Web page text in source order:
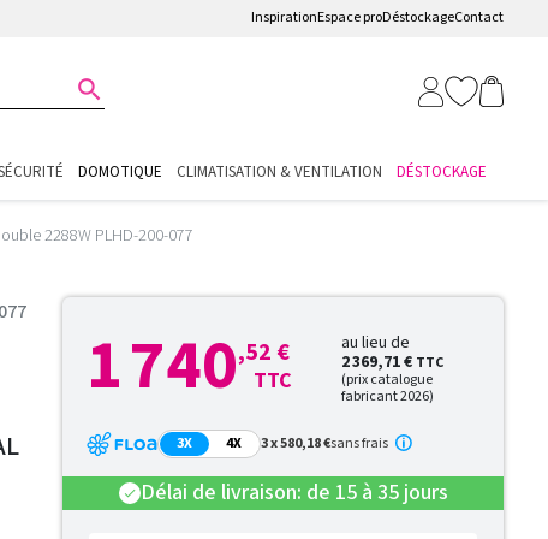
InspirationEspace proDéstockageContact

DOMOTIQUE CLIMATISATION & VENTILATION DÉSTOCKAGE
2288W PLHD-200-077
1 740,52 €
TTC
au lieu de
2 369,71 € TTC
(prix catalogue
fabricant 2026)
3X 4X 3 x 580,18 €sans frais
check Délai de livraison: de 15 à 35 jours